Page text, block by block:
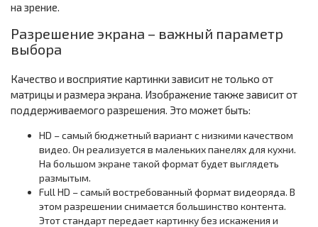
на зрение.
Разрешение экрана – важный параметр
выбора
Качество и восприятие картинки зависит не только от
матрицы и размера экрана. Изображение также зависит от
поддерживаемого разрешения. Это может быть:
HD – самый бюджетный вариант с низкими качеством
видео. Он реализуется в маленьких панелях для кухни.
На большом экране такой формат будет выглядеть
размытым.
Full HD – самый востребованный формат видеоряда. В
этом разрешении снимается большинство контента.
Этот стандарт передает картинку без искажения и